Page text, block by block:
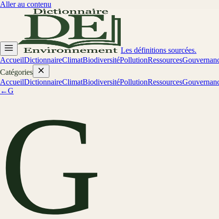
Aller au contenu
Les définitions sourcées.
AccueilDictionnaireClimatBiodiversitéPollutionRessources
Catégories
AccueilDictionnaireClimatBiodiversitéPollutionRessources
←G
G